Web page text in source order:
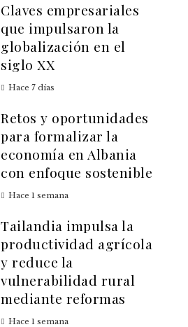
Claves empresariales
que impulsaron la
globalización en el
siglo XX
Hace 7 días
Retos y oportunidades
para formalizar la
economía en Albania
con enfoque sostenible
Hace 1 semana
Tailandia impulsa la
productividad agrícola
y reduce la
vulnerabilidad rural
mediante reformas
Hace 1 semana